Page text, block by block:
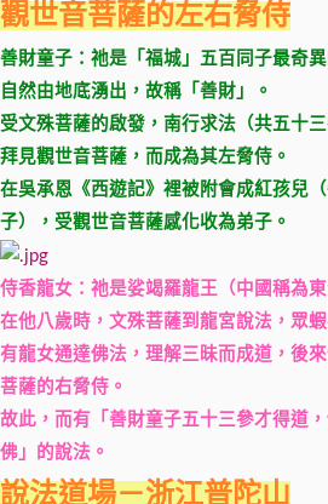
觀世音菩薩的左右脅侍
善財童子：祂是「福城」五百同子最奇
自然由地底湧出，故稱「善財」。
受文殊菩薩的啟發，南行求法（共五十
拜見觀世音菩薩，而成為其左脅侍。
在吳承恩《西遊記》裡被附會成紅孩兒
子），受觀世音菩薩感化收為弟子。
侍香龍女：祂是娑竭羅龍王（中國稱為
在他八歲時，文殊菩薩到龍宮說法，眾
有龍女通達佛法，理解三昧而成道，後
菩薩的右脅侍。
故此，而有「善財童子五十三參才得道
佛」的說法。
說法道場－浙江普陀山